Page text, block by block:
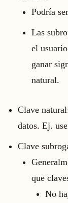
Podría
Las
el
ganar
natural.
Clave
datos. Ej.
Clave
que
No